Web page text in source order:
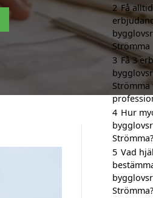
2 Få
Strömma
3 Få 3
Strömma
4 Hur
Strömma?
5 Vad
Strömma?